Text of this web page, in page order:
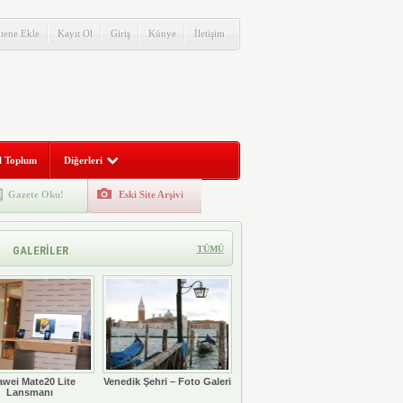
Ekle Kayıt Ol Giriş Künye İletişim
Toplum Diğerleri
Gazete Oku! Eski Site Arşivi
GALERİLER TÜMÜ
Mate20 Lite
Lansmanı
Venedik Şehri – Foto Galeri